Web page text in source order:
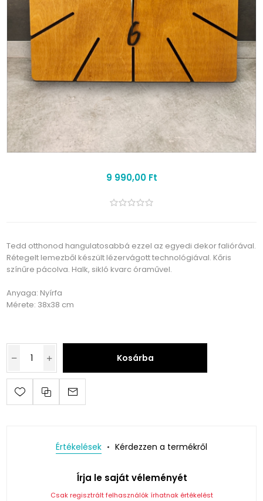
9 990,00 Ft
Tedd otthonod hangulatosabbá ezzel az egyedi dekor faliórával.
Rétegelt lemezből készült lézervágott technológiával. Kőris
színűre pácolva. Halk, sikló kvarc óraművel.
Anyaga: Nyírfa
Mérete: 38x38 cm
Kosárba
Értékelések Kérdezzen a termékről
Írja le saját véleményét
Csak regisztrált felhasználók írhatnak értékelést